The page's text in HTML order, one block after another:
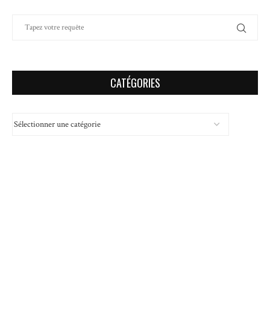
CATÉGORIES